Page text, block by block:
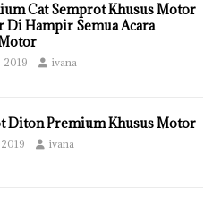
Cat Semprot Khusus Motor
Di Hampir Semua Acara
2019 ivana
Diton Premium Khusus Motor
ivana